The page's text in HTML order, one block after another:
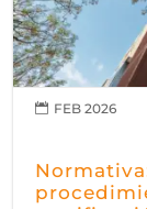
 FEB 2026